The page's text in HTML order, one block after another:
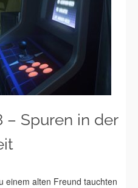
– Spuren in der
einem alten Freund tauchten